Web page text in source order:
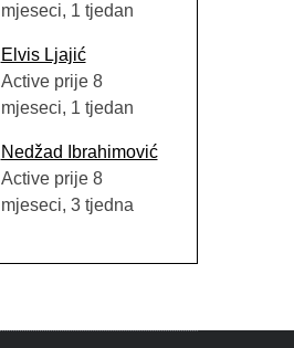
mjeseci, 1 tjedan
Elvis Ljajić
Active prije 8
mjeseci, 1 tjedan
Nedžad Ibrahimović
Active prije 8
mjeseci, 3 tjedna